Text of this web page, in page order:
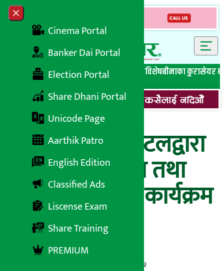
Skip to content
Close menu
Cinema Portal
Banker Dai Portal
Election Portal
Share Dhani Portal
Unicode Page
Aarthik Patro
English Edition
Classified Ads
Liscense Exam
Share Training
PREMIUM
सबै समाचारबेथिति मुर्दाबादबैंकिङ विशेष लघुवित्त विशेषबीमाका कुरासेयर
सनलाइफ क्यापिटलद्वारा
लगानिकर्ता शिक्षा तथा
सचेतना सम्बन्धि कार्यक्रम
सम्पन्न
११ कार्तिक २०८१, आईतबार १६:३२